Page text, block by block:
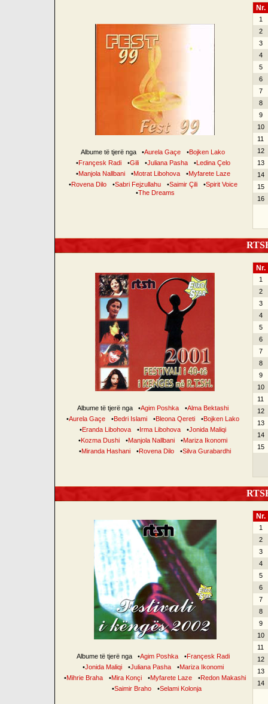
Albume të tjerë nga •Aurela Gaçe •Bojken Lako
•Françesk Radi •Gili •Juliana Pasha •Ledina Çelo
•Manjola Nallbani •Motrat Libohova •Myfarete Laze
•Rovena Dilo •Sabri Fejzullahu •Saimir Çili •Spirit Voice
•The Dreams
Nr.
1
2
3
4
5
6
7
8
9
10
11
12
13
14
15
16
Albume të tjerë nga •Agim Poshka •Alma Bektashi
•Aurela Gaçe •Bedri Islami •Bleona Qereti •Bojken Lako
•Eranda Libohova •Irma Libohova •Jonida Maliqi
•Kozma Dushi •Manjola Nallbani •Mariza Ikonomi
•Miranda Hashani •Rovena Dilo •Silva Gurabardhi
Nr.
1
2
3
4
5
6
7
8
9
10
11
12
13
14
15
Albume të tjerë nga •Agim Poshka •Françesk Radi
•Jonida Maliqi •Juliana Pasha •Mariza Ikonomi
•Mihrie Braha •Mira Konçi •Myfarete Laze •Redon Makashi
•Saimir Braho •Selami Kolonja
Nr.
1
2
3
4
5
6
7
8
9
10
11
12
13
14